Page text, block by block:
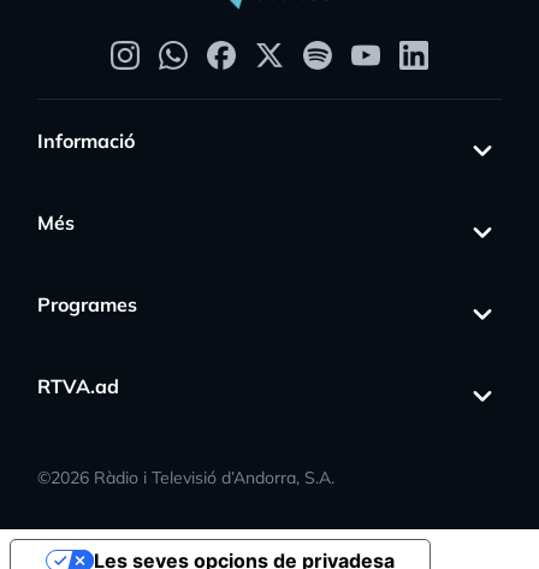
Informació
Més
Programes
RTVA.ad
©2026 Ràdio i Televisió d’Andorra, S.A.
Les seves opcions de privadesa